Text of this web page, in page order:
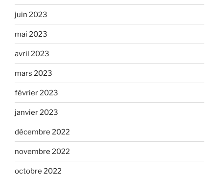
juin 2023
mai 2023
avril 2023
mars 2023
février 2023
janvier 2023
décembre 2022
novembre 2022
octobre 2022